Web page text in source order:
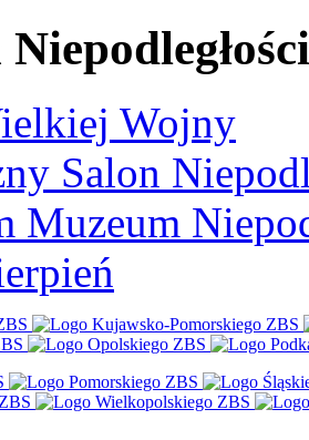
Wojny
Salon
Muzeum